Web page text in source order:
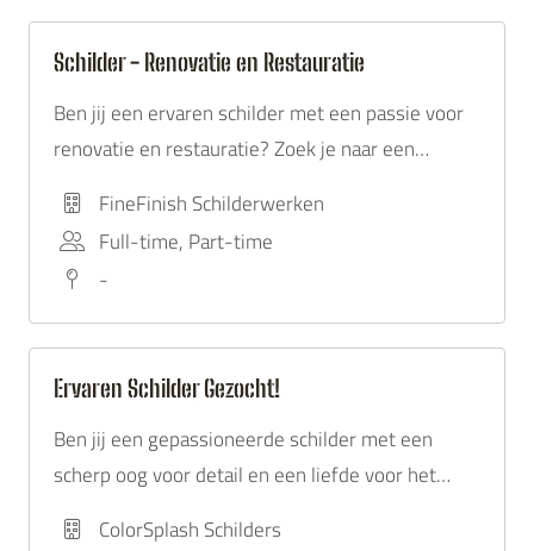
Schilder - Renovatie en Restauratie
Ben jij een ervaren schilder met een passie voor
renovatie en restauratie? Zoek je naar een
architectonische pareltjes kunt laten herleven?
Dan is deze vacature perfect voor jou!
FineFinish Schilderwerken
Full-time, Part-time
-
Ervaren Schilder Gezocht!
Ben jij een gepassioneerde schilder met een
scherp oog voor detail en een liefde voor het
ColorSplash Schilders